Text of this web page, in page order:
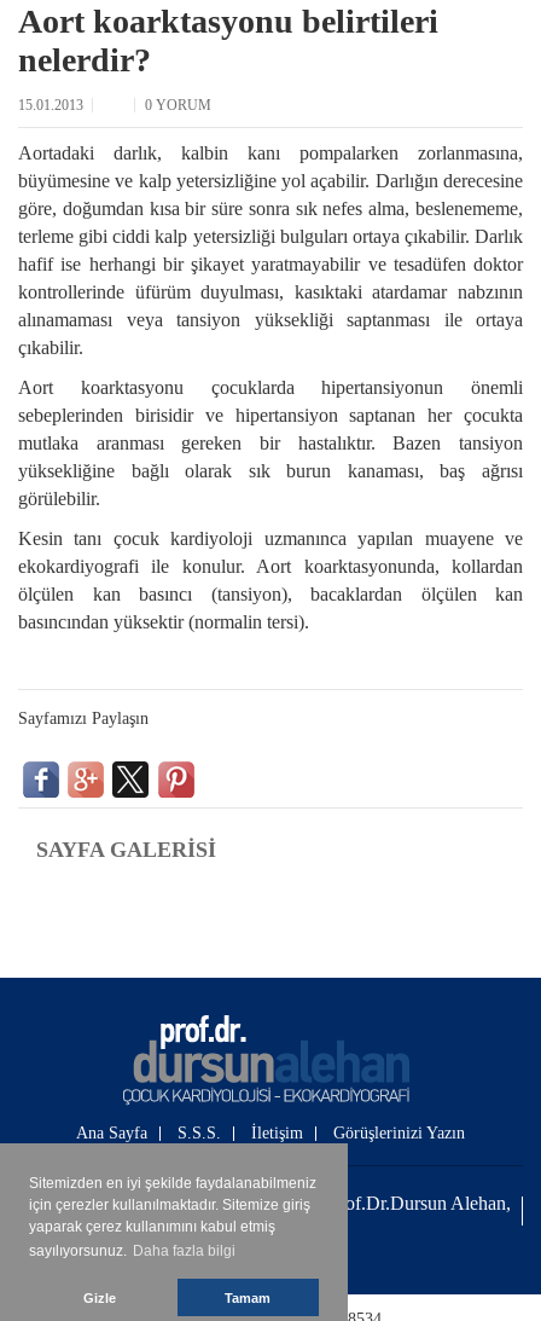
Sitemizden en iyi şekilde faydalanabilmeniz
için çerezler kullanılmaktadır. Sitemize giriş
yaparak çerez kullanımını kabul etmiş
sayılıyorsunuz. Daha fazla bilgi
Gizle Tamam
Aort koarktasyonu belirtileri
nelerdir?
15.01.2013 0 YORUM
Aortadaki darlık, kalbin kanı pompalarken zorlanmasına,
büyümesine ve kalp yetersizliğine yol açabilir. Darlığın derecesine
göre, doğumdan kısa bir süre sonra sık nefes alma, beslenememe,
terleme gibi ciddi kalp yetersizliği bulguları ortaya çıkabilir. Darlık
hafif ise herhangi bir şikayet yaratmayabilir ve tesadüfen doktor
kontrollerinde üfürüm duyulması, kasıktaki atardamar nabzının
alınamaması veya tansiyon yüksekliği saptanması ile ortaya
çıkabilir.
Aort koarktasyonu çocuklarda hipertansiyonun önemli
sebeplerinden birisidir ve hipertansiyon saptanan her çocukta
mutlaka aranması gereken bir hastalıktır. Bazen tansiyon
yüksekliğine bağlı olarak sık burun kanaması, baş ağrısı
görülebilir.
Kesin tanı çocuk kardiyoloji uzmanınca yapılan muayene ve
ekokardiyografi ile konulur. Aort koarktasyonunda, kollardan
ölçülen kan basıncı (tansiyon), bacaklardan ölçülen kan
basıncından yüksektir (normalin tersi).
Sayfamızı Paylaşın
SAYFA GALERİSİ
Ana Sayfa S.S.S. İletişim Görüşlerinizi Yazın
© Tüm Hakları Saklıdır © 2012 -2026 Prof.Dr.Dursun Alehan,
Çocuk Kardiyoloğu
Ankara Hosting